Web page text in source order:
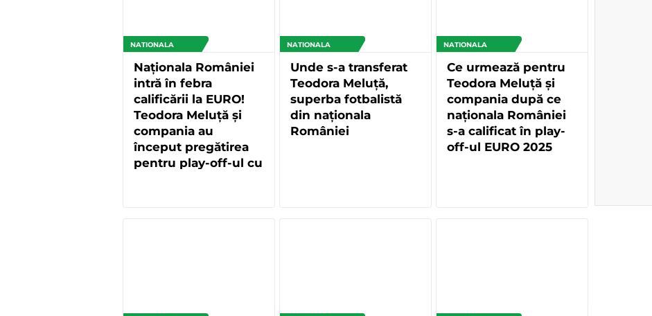
NATIONALA
Naționala României
intră în febra
calificării la EURO!
Teodora Meluță și
compania au
început pregătirea
pentru play-off-ul cu
NATIONALA
Unde s-a transferat
Teodora Meluță,
superba fotbalistă
din naționala
României
NATIONALA
Ce urmează pentru
Teodora Meluță și
compania după ce
naționala României
s-a calificat în play-
off-ul EURO 2025